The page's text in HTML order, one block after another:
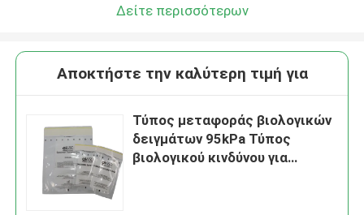
Δείτε περισσότερων
Αποκτήστε την καλύτερη τιμή για
Τύπος μεταφοράς βιολογικών
δειγμάτων 95kPa Τύπος
βιολογικού κινδύνου για